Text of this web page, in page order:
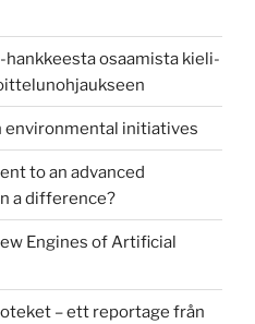
osaamista kieli-
environmental initiatives
to an advanced
a difference?
Engines of Artificial
– ett reportage från